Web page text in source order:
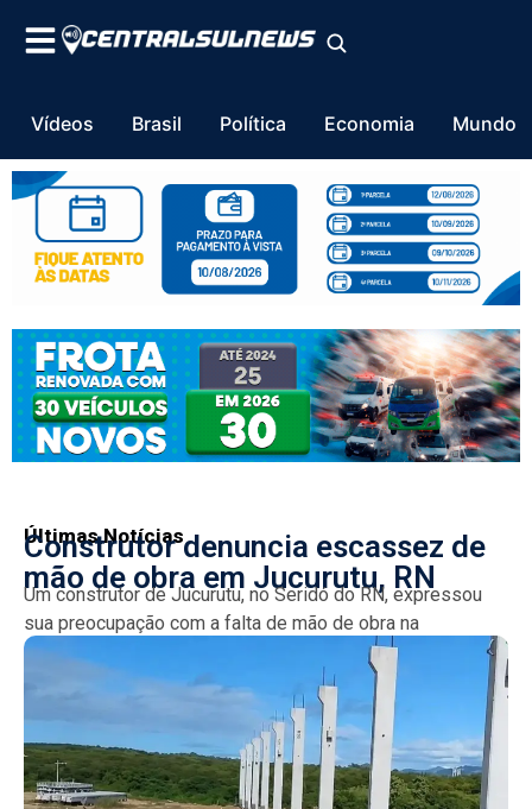
Vídeos Brasil Política Economia Mundo
Últimas Notícias
Construtor denuncia escassez de
mão de obra em Jucurutu, RN
Um construtor de Jucurutu, no Seridó do RN, expressou
sua preocupação com a falta de mão de obra na
construção civil, afirmando que muitos preferem...